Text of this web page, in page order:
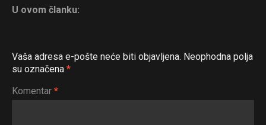
U ovom članku:
Vaša adresa e-pošte neće biti objavljena. Neophodna polja
su označena *
Komentar *